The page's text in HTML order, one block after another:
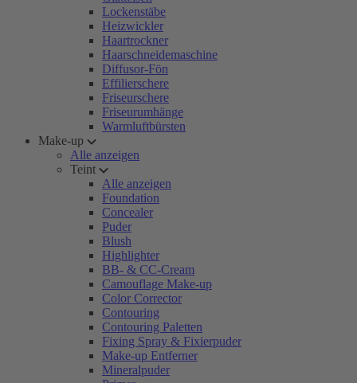
Lockenstäbe
Heizwickler
Haartrockner
Haarschneidemaschine
Diffusor-Fön
Effilierschere
Friseurschere
Friseurumhänge
Warmluftbürsten
Make-up
Alle anzeigen
Teint
Alle anzeigen
Foundation
Concealer
Puder
Blush
Highlighter
BB- & CC-Cream
Camouflage Make-up
Color Corrector
Contouring
Contouring Paletten
Fixing Spray & Fixierpuder
Make-up Entferner
Mineralpuder